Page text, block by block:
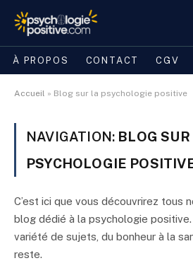
À PROPOS CONTACT CGV
Accueil » Blog sur la psychologie positive
NAVIGATION: BLOG SUR
PSYCHOLOGIE
C’est ici que vous découvrirez tous
blog dédié à la psychologie
variété de sujets, du bonheur à la
reste.